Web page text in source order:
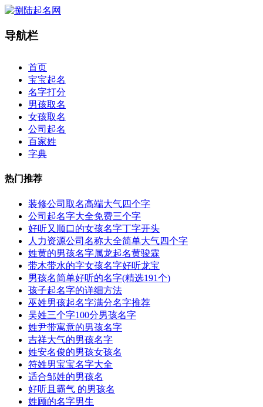
导航栏
首页
宝宝起名
名字打分
男孩取名
女孩取名
公司起名
百家姓
字典
热门推荐
装修公司取名高端大气四个字
公司起名字大全免费三个字
好听又顺口的女孩名字丁字开头
人力资源公司名称大全简单大气四个字
姓黄的男孩名字属龙起名黄骏霖
带木带水的字女孩名字好听龙宝
男孩名简单好听的名字(精选191个)
孩子起名字的详细方法
巫姓男孩起名字满分名字推荐
吴姓三个字100分男孩名字
姓尹带寓意的男孩名字
吉祥大气的男孩名字
姓安名俊的男孩女孩名
符姓男宝宝名字大全
适合邹姓的男孩名
好听且霸气 的男孩名
姓顾的名字男生